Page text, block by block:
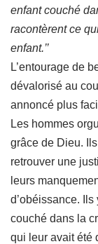
enfant couché
racontèrent ce
enfant.’’
L’entourage de
dévalorisé au
annoncé plus
Les hommes
grâce de Dieu.
retrouver une
leurs
d’obéissance.
couché dans la
qui leur avait été